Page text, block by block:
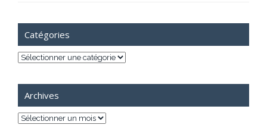
Catégories
Catégories
Archives
Archives